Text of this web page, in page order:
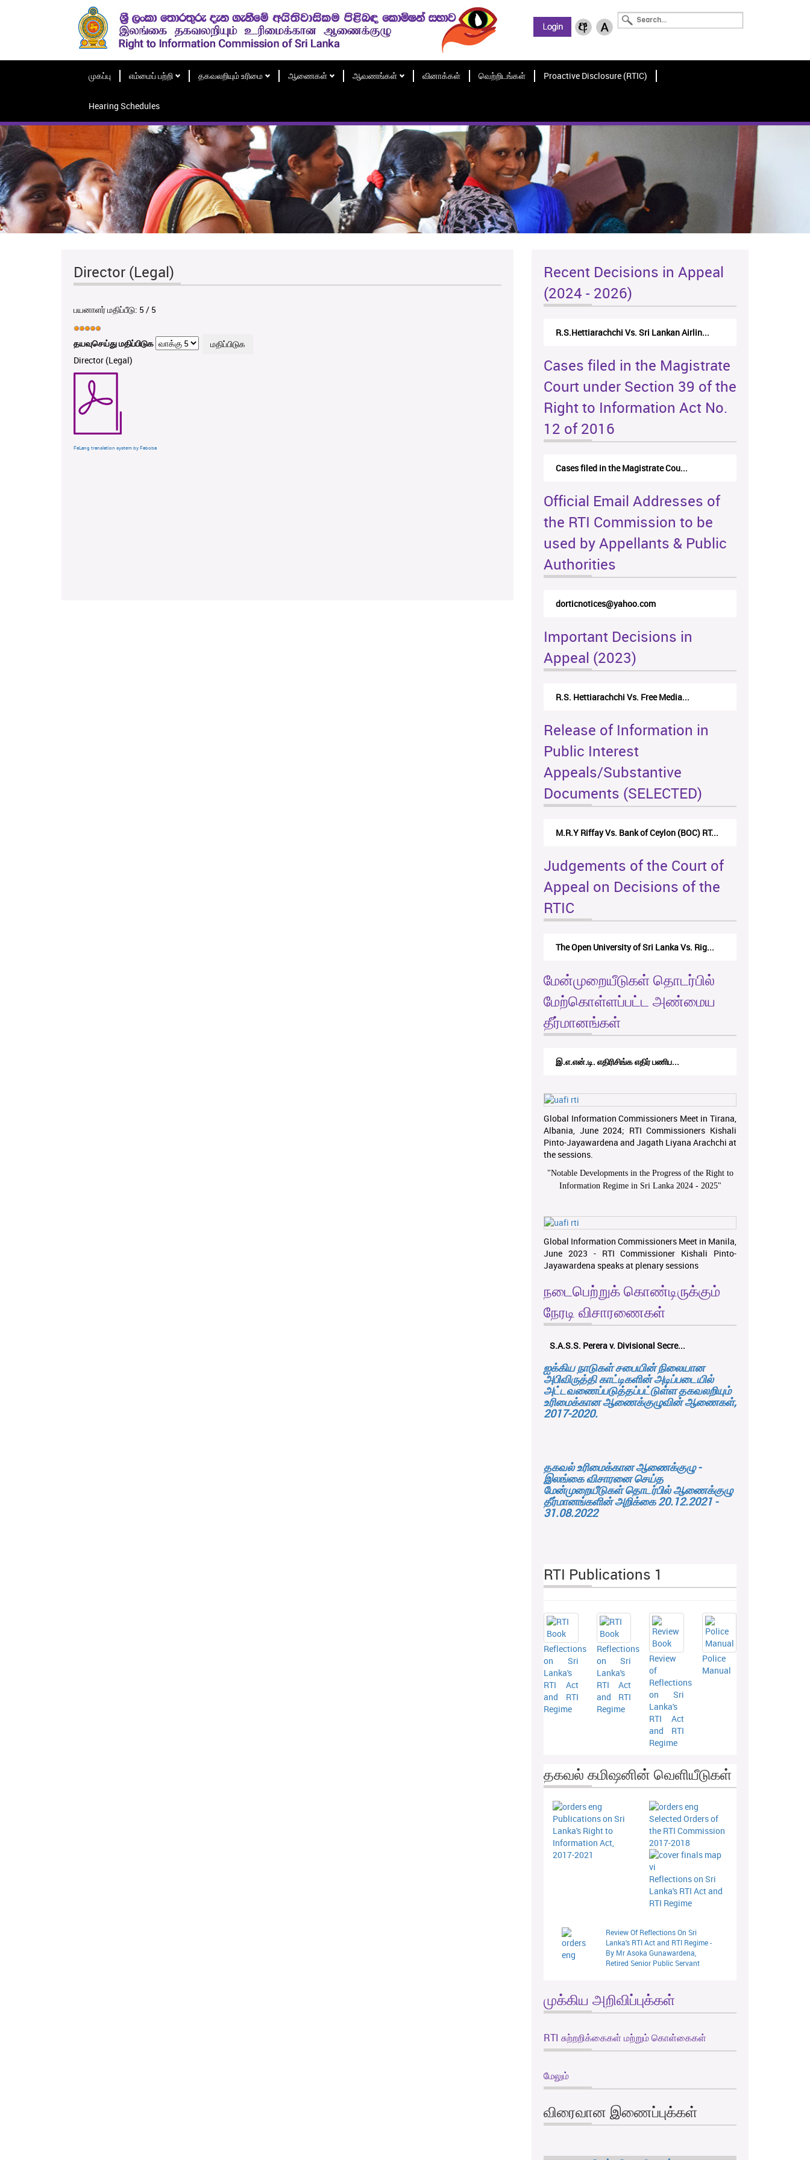
முகப்பு எம்மைப் பற்றி தகவலறியும் உரிமை ஆணைகள் ஆவணங்கள் வினாக்கள் வெற்றிடங்கள் Proactive Disclosure (RTIC)
Hearing Schedules
Director (Legal)
பயனாளர் மதிப்பீடு: 5 / 5
தயவுசெய்து மதிப்பிடுக
Director (Legal)
FaLang translation system by Faboba
Recent Decisions in Appeal
(2024 - 2026)
R.S.Hettiarachchi Vs. Sri Lankan Airlin...
Cases filed in the Magistrate
Court under Section 39 of the
Right to Information Act No.
12 of 2016
Cases filed in the Magistrate Cou...
Official Email Addresses of
the RTI Commission to be
used by Appellants & Public
Authorities
dorticnotices@yahoo.com
Important Decisions in
Appeal (2023)
R.S. Hettiarachchi Vs. Free Media...
Release of Information in
Public Interest
Appeals/Substantive
Documents (SELECTED)
M.R.Y Riffay Vs. Bank of Ceylon (BOC) RT...
Judgements of the Court of
Appeal on Decisions of the
RTIC
The Open University of Sri Lanka Vs. Rig...
மேன்முறையீடுகள் தொடர்பில்
மேற்கொள்ளப்பட்ட அண்மைய
தீர்மானங்கள்
இ.எ.என்.டி. எதிரிசிங்க எதிர் பணிப...
Global Information Commissioners Meet in Tirana,
Albania, June 2024; RTI Commissioners Kishali
Pinto-Jayawardena and Jagath Liyana Arachchi at
the sessions.
"Notable Developments in the Progress of the Right to
Information Regime in Sri Lanka 2024 - 2025"
Global Information Commissioners Meet in Manila,
June 2023 - RTI Commissioner Kishali Pinto-
Jayawardena speaks at plenary sessions
நடைபெற்றுக் கொண்டிருக்கும்
நேரடி விசாரணைகள்
S.A.S.S. Perera v. Divisional Secre...
ஐக்கிய நாடுகள் சபையின் நிலையான
அபிவிருத்தி காட்டிகளின் அடிப்படையில்
அட்டவணைப்படுத்தப்பட்டுள்ள தகவலறியும்
உரிமைக்கான ஆணைக்குழுவின் ஆணைகள்,
2017-2020.
தகவல் உரிமைக்கான ஆணைக்குழு -
இலங்கை விசாரனை செய்த
மேன்முறையீடுகள் தொடர்பில் ஆணைக்குழு
தீர்மானங்களின் அறிக்கை 20.12.2021 -
31.08.2022
RTI Publications 1
Reflections
on Sri
Lanka's
RTI Act
and RTI
Regime
Reflections
on Sri
Lanka's
RTI Act
and RTI
Regime
Review
of
Reflections
on Sri
Lanka's
RTI Act
and RTI
Regime
Police
Manual
தகவல் கமிஷனின் வெளியீடுகள்
Publications on Sri
Lanka's Right to
Information Act,
2017-2021
Selected Orders of
the RTI Commission
2017-2018
Reflections on Sri
Lanka's RTI Act and
RTI Regime
Review Of Reflections On Sri
Lanka's RTI Act and RTI Regime -
By Mr Asoka Gunawardena,
Retired Senior Public Servant
முக்கிய அறிவிப்புக்கள்
RTI சுற்றறிக்கைகள் மற்றும் கொள்கைகள்
மேலும்
விரைவான இணைப்புக்கள்